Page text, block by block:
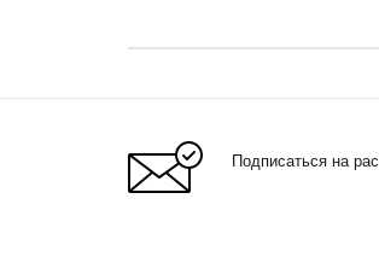
Подписаться на